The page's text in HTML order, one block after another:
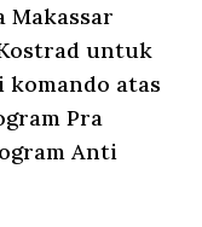
Makassar
untuk
atas
Pra
Anti